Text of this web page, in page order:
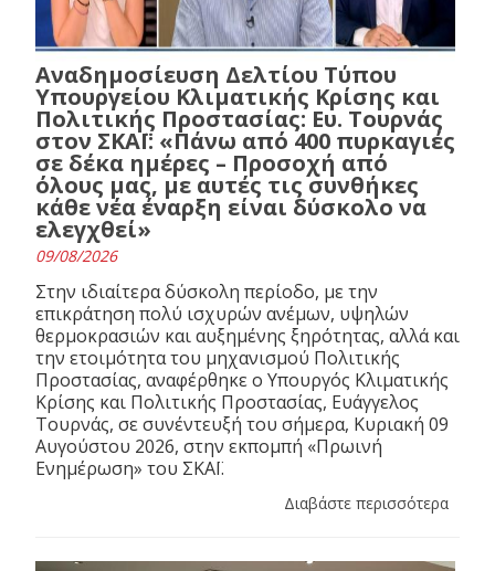
Αναδημοσίευση Δελτίου Τύπου
Υπουργείου Κλιματικής Κρίσης και
Πολιτικής Προστασίας: Ευ. Τουρνάς
στον ΣΚΑΪ: «Πάνω από 400 πυρκαγιές
σε δέκα ημέρες – Προσοχή από
όλους μας, με αυτές τις συνθήκες
κάθε νέα έναρξη είναι δύσκολο να
ελεγχθεί»
09/08/2026
Στην ιδιαίτερα δύσκολη περίοδο, με την
επικράτηση πολύ ισχυρών ανέμων, υψηλών
θερμοκρασιών και αυξημένης ξηρότητας, αλλά και
την ετοιμότητα του μηχανισμού Πολιτικής
Προστασίας, αναφέρθηκε ο Υπουργός Κλιματικής
Κρίσης και Πολιτικής Προστασίας, Ευάγγελος
Τουρνάς, σε συνέντευξή του σήμερα, Κυριακή 09
Αυγούστου 2026, στην εκπομπή «Πρωινή
Ενημέρωση» του ΣΚΑΪ.
Διαβάστε περισσότερα